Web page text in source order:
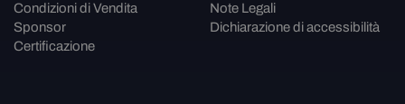
Condizioni di Vendita
Sponsor
Certificazione
Note Legali
Dichiarazione di accessibilità